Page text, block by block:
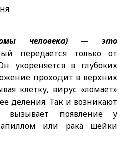
человека)— это
передается только от
укореняется в глубоких
проходит в верхних
клетку, вирус «ломает»
деления. Так и возникают
вызывает появление у
или рака шейки